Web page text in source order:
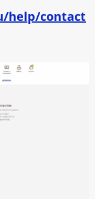
help/contact